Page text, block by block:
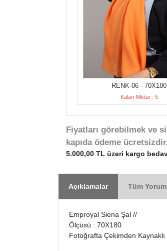
RENK-06 - 70X180
Kalan Miktar : 5
Fiyatları görebilmek ve
kapıda ödeme
5.000,00 TL üzeri kargo
Açıklamalar Tüm
Emproyal Siena Şal //
Ölçüsü : 70X180
Fotoğrafta Çekimden Kaynaklı